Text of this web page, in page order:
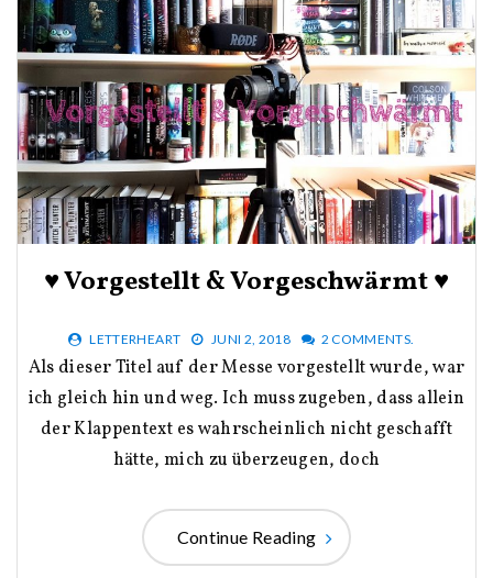
♥ Vorgestellt & Vorgeschwärmt ♥
LETTERHEART JUNI 2, 2018 2 COMMENTS.
Als dieser Titel auf der Messe vorgestellt wurde, war
ich gleich hin und weg. Ich muss zugeben, dass allein
der Klappentext es wahrscheinlich nicht geschafft
hätte, mich zu überzeugen, doch
Continue Reading